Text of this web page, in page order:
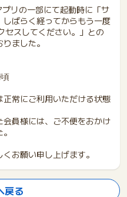
リの一部にて起動時に「サ
ばらく経ってからもう一度
セスしてください。」との
ました。
常にご利用いただける状態
員様には、ご不便をおかけ
お願い申し上げます。
戻る